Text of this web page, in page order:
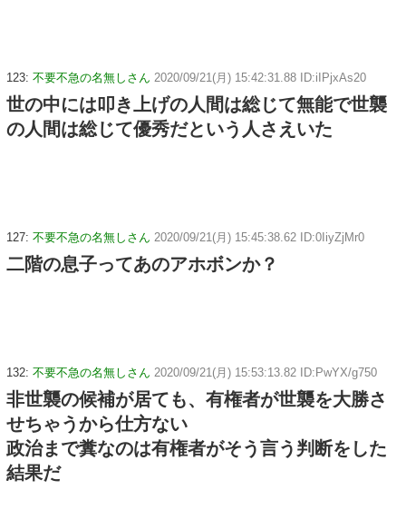
123: 不要不急の名無しさん 2020/09/21(月) 15:42:31.88 ID:iIPjxAs20
世の中には叩き上げの人間は総じて無能で世襲
の人間は総じて優秀だという人さえいた
127: 不要不急の名無しさん 2020/09/21(月) 15:45:38.62 ID:0IiyZjMr0
二階の息子ってあのアホボンか？
132: 不要不急の名無しさん 2020/09/21(月) 15:53:13.82 ID:PwYX/g750
非世襲の候補が居ても、有権者が世襲を大勝さ
せちゃうから仕方ない
政治まで糞なのは有権者がそう言う判断をした
結果だ